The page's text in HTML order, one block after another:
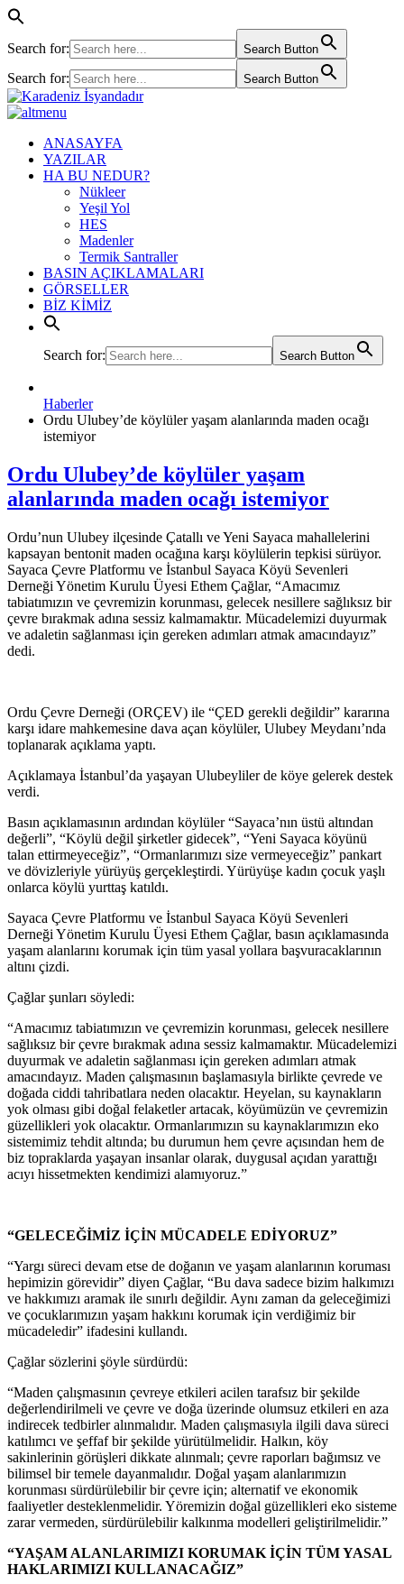
Search for: Search Button
Search for: Search Button
ANASAYFA
YAZILAR
HA BU NEDUR?
Nükleer
Yeşil Yol
HES
Madenler
Termik Santraller
BASIN AÇIKLAMALARI
GÖRSELLER
BİZ KİMİZ
Search for: Search Button
Haberler
Ordu Ulubey’de köylüler yaşam alanlarında maden ocağı
istemiyor
Ordu Ulubey’de köylüler yaşam
alanlarında maden ocağı istemiyor
Ordu’nun Ulubey ilçesinde Çatallı ve Yeni Sayaca mahallelerini
kapsayan bentonit maden ocağına karşı köylülerin tepkisi sürüyor.
Sayaca Çevre Platformu ve İstanbul Sayaca Köyü Sevenleri
Derneği Yönetim Kurulu Üyesi Ethem Çağlar, “Amacımız
tabiatımızın ve çevremizin korunması, gelecek nesillere sağlıksız bir
çevre bırakmak adına sessiz kalmamaktır. Mücadelemizi duyurmak
ve adaletin sağlanması için gereken adımları atmak amacındayız”
dedi.
Ordu Çevre Derneği (ORÇEV) ile “ÇED gerekli değildir” kararına
karşı idare mahkemesine dava açan köylüler, Ulubey Meydanı’nda
toplanarak açıklama yaptı.
Açıklamaya İstanbul’da yaşayan Ulubeyliler de köye gelerek destek
verdi.
Basın açıklamasının ardından köylüler “Sayaca’nın üstü altından
değerli”, “Köylü değil şirketler gidecek”, “Yeni Sayaca köyünü
talan ettirmeyeceğiz”, “Ormanlarımızı size vermeyeceğiz” pankart
ve dövizleriyle yürüyüş gerçekleştirdi. Yürüyüşe kadın çocuk yaşlı
onlarca köylü yurttaş katıldı.
Sayaca Çevre Platformu ve İstanbul Sayaca Köyü Sevenleri
Derneği Yönetim Kurulu Üyesi Ethem Çağlar, basın açıklamasında
yaşam alanlarını korumak için tüm yasal yollara başvuracaklarının
altını çizdi.
Çağlar şunları söyledi:
“Amacımız tabiatımızın ve çevremizin korunması, gelecek nesillere
sağlıksız bir çevre bırakmak adına sessiz kalmamaktır. Mücadelemizi
duyurmak ve adaletin sağlanması için gereken adımları atmak
amacındayız. Maden çalışmasının başlamasıyla birlikte çevrede ve
doğada ciddi tahribatlara neden olacaktır. Heyelan, su kaynakların
yok olması gibi doğal felaketler artacak, köyümüzün ve çevremizin
güzellikleri yok olacaktır. Ormanlarımızın su kaynaklarımızın eko
sistemimiz tehdit altında; bu durumun hem çevre açısından hem de
biz topraklarda yaşayan insanlar olarak, duygusal açıdan yarattığı
acıyı hissetmekten kendimizi alamıyoruz.”
“GELECEĞİMİZ İÇİN MÜCADELE EDİYORUZ”
“Yargı süreci devam etse de doğanın ve yaşam alanlarının koruması
hepimizin görevidir” diyen Çağlar, “Bu dava sadece bizim halkımızı
ve hakkımızı aramak ile sınırlı değildir. Aynı zaman da geleceğimizi
ve çocuklarımızın yaşam hakkını korumak için verdiğimiz bir
mücadeledir” ifadesini kullandı.
Çağlar sözlerini şöyle sürdürdü:
“Maden çalışmasının çevreye etkileri acilen tarafsız bir şekilde
değerlendirilmeli ve çevre ve doğa üzerinde olumsuz etkileri en aza
indirecek tedbirler alınmalıdır. Maden çalışmasıyla ilgili dava süreci
katılımcı ve şeffaf bir şekilde yürütülmelidir. Halkın, köy
sakinlerinin görüşleri dikkate alınmalı; çevre raporları bağımsız ve
bilimsel bir temele dayanmalıdır. Doğal yaşam alanlarımızın
korunması sürdürülebilir bir çevre için; alternatif ve ekonomik
faaliyetler desteklenmelidir. Yöremizin doğal güzellikleri eko sisteme
zarar vermeden, sürdürülebilir kalkınma modelleri geliştirilmelidir.”
“YAŞAM ALANLARIMIZI KORUMAK İÇİN TÜM YASAL
HAKLARIMIZI KULLANACAĞIZ”